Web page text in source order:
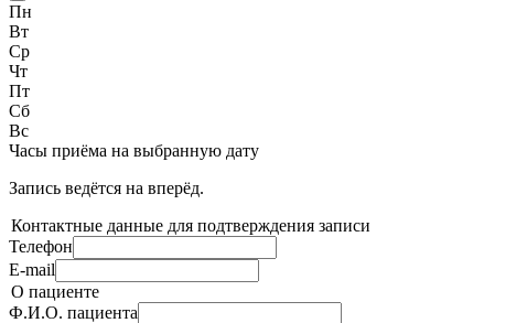
Пн
Вт
Ср
Чт
Пт
Сб
Вс
Часы приёма на выбранную дату
Запись ведётся на вперёд.
Контактные данные для подтверждения записи
Телефон
E-mail
О пациенте
Ф.И.О. пациента